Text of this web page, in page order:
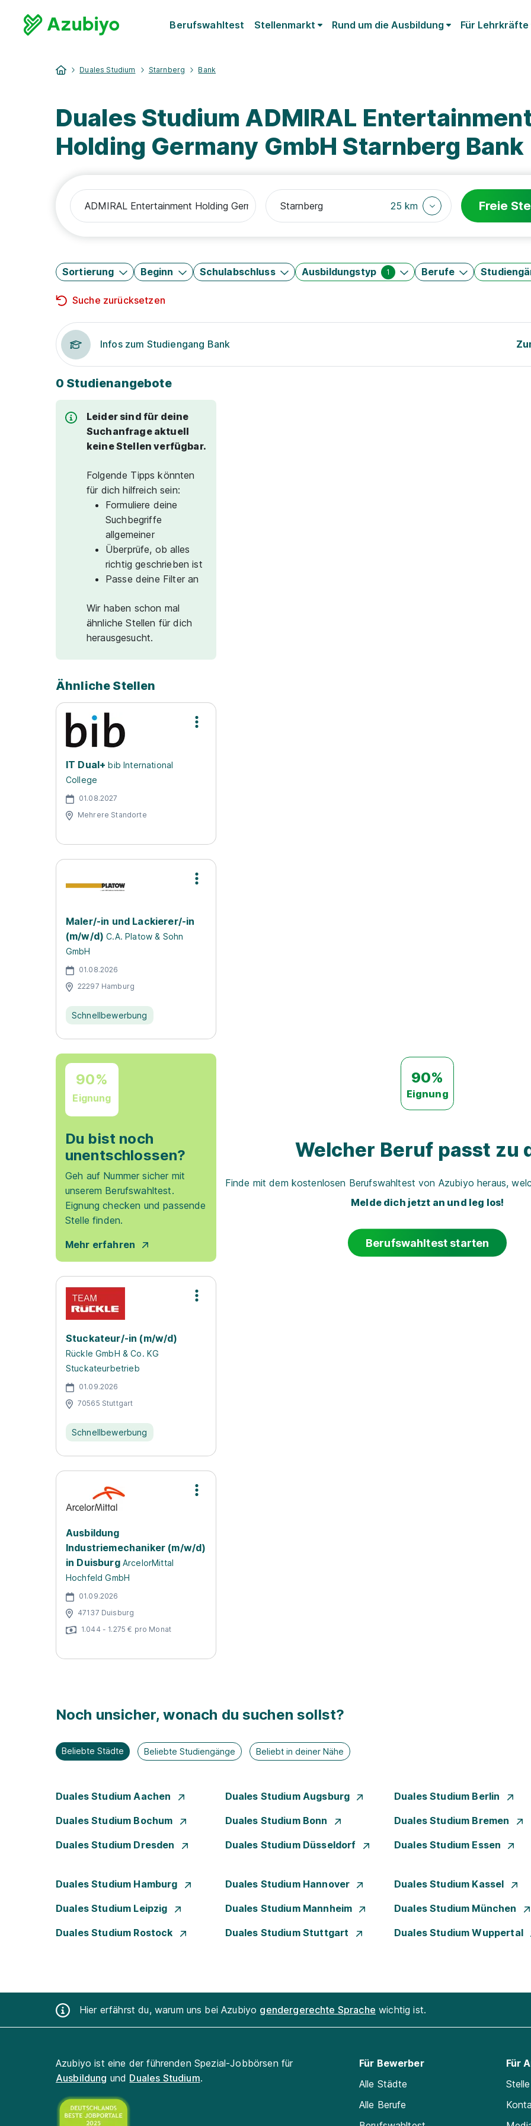
Berufswahltest Stellenmarkt Rund um die Ausbildung Für Lehrkräfte
Duales Studium Starnberg Bank
Duales Studium ADMIRAL
Holding Germany GmbH Starnberg Bank
25 km Freie
Sortierung Beginn Schulabschluss Ausbildungstyp 1 Berufe
Suche zurücksetzen
Infos zum Studiengang Bank
0 Studienangebote
Leider sind für deine
Suchanfrage aktuell
keine Stellen verfügbar.
Folgende Tipps könnten
für dich hilfreich sein:
Formuliere deine
Suchbegriffe
allgemeiner
Überprüfe, ob alles
richtig geschrieben ist
Passe deine Filter an
Wir haben schon mal
ähnliche Stellen für dich
herausgesucht.
Ähnliche Stellen
IT Dual+ bib International
College
01.08.2027
Mehrere Standorte
Maler/-in und Lackierer/-in
(m/w/d) C.A. Platow & Sohn
GmbH
01.08.2026
22297 Hamburg
Schnellbewerbung
90%
Eignung
Du bist noch
unentschlossen?
Geh auf Nummer sicher mit
unserem Berufswahltest.
Eignung checken und passende
Stelle finden.
Mehr erfahren
Stuckateur/-in (m/w/d)
Rückle GmbH & Co. KG
Stuckateurbetrieb
01.09.2026
70565 Stuttgart
Schnellbewerbung
Ausbildung
Industriemechaniker (m/w/d)
in Duisburg ArcelorMittal
Hochfeld GmbH
01.09.2026
47137 Duisburg
1.044 - 1.275 € pro Monat
90%
Eignung
Welcher Beruf passt zu
Finde mit dem kostenlosen Berufswahltest von Azubiyo heraus,
Melde dich jetzt an und leg los!
Berufswahltest starten
Noch unsicher, wonach du suchen sollst?
Beliebte Städte Beliebte Studiengänge Beliebt in deiner Nähe
Duales Studium Aachen Duales Studium Augsburg Duales Studium Berlin
Duales Studium Bochum Duales Studium Bonn Duales Studium Bremen
Duales Studium Dresden Duales Studium Düsseldorf Duales Studium Essen
Duales Studium Hamburg Duales Studium Hannover Duales Studium Kassel
Duales Studium Leipzig Duales Studium Mannheim Duales Studium München
Duales Studium Rostock Duales Studium Stuttgart Duales Studium Wuppertal
Hier erfährst du, warum uns bei Azubiyo gendergerechte Sprache wichtig ist.
Azubiyo ist eine der führenden Spezial-Jobbörsen für
Ausbildung und Duales Studium.
Für Bewerber
Alle Städte
Alle Berufe
Für